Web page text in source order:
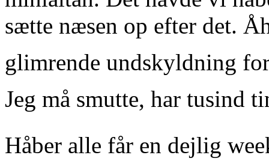
sætte næsen op efter det.
glimrende undskyldning
Jeg må smutte, har tusind
Håber alle får en dejlig